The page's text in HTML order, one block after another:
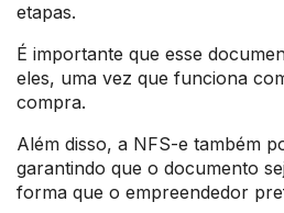
etapas.
É importante que esse
eles, uma vez que funciona
compra.
Além disso, a NFS-e também
garantindo que o documento
forma que o empreendedor